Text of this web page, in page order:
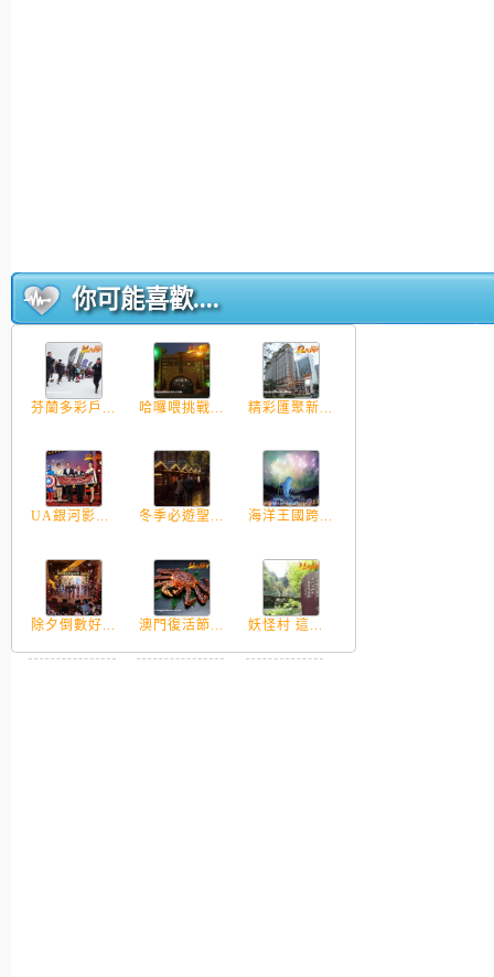
你可能喜歡....
芬蘭多彩戶... 哈囉喂挑戰... 精彩匯聚新...
UA銀河影... 冬季必遊聖... 海洋王國跨...
除夕倒數好... 澳門復活節... 妖怪村 這...